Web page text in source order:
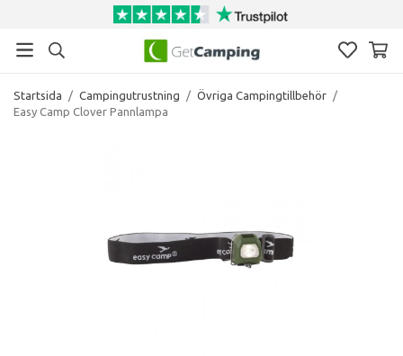
Startsida / Campingutrustning / Övriga Campingtillbehör /
Easy Camp Clover Pannlampa